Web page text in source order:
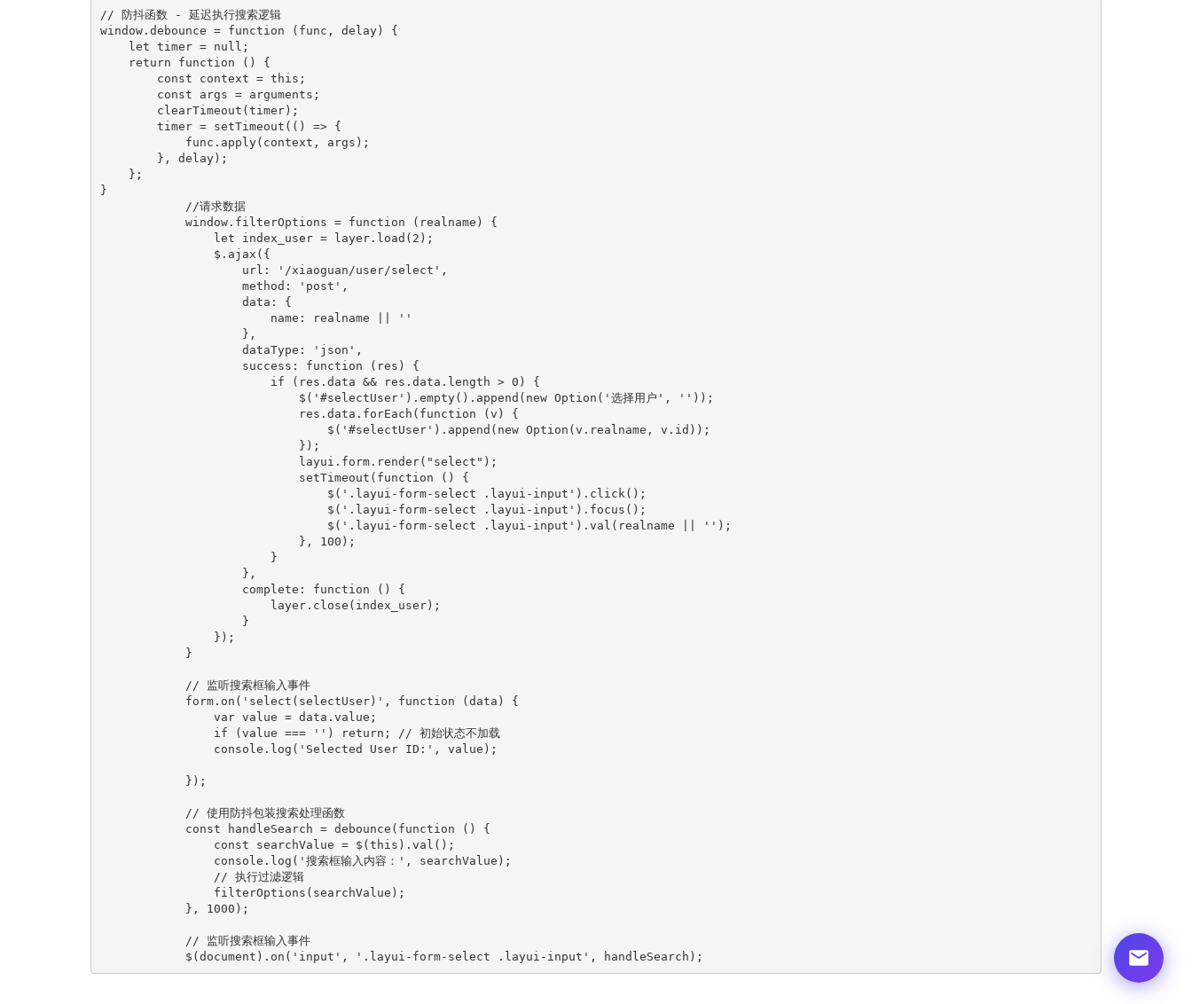
// 防抖函数 - 延迟执行搜索逻辑
window.debounce = function (func, delay) {
let timer = null;
return function () {
const context = this;
const args = arguments;
clearTimeout(timer);
timer = setTimeout(() => {
func.apply(context, args);
}, delay);
};
}
//请求数据
window.filterOptions = function (realname) {
let index_user = layer.load(2);
$.ajax({
url: '/xiaoguan/user/select',
method: 'post',
data: {
name: realname || ''
},
dataType: 'json',
success: function (res) {
if (res.data && res.data.length > 0) {
$('#selectUser').empty().append(new Option('选择用户', ''));
res.data.forEach(function (v) {
$('#selectUser').append(new Option(v.realname, v.id));
});
layui.form.render("select");
setTimeout(function () {
$('.layui-form-select .layui-input').click();
$('.layui-form-select .layui-input').focus();
$('.layui-form-select .layui-input').val(realname || '');
}, 100);
}
},
complete: function () {
layer.close(index_user);
}
});
}
// 监听搜索框输入事件
form.on('select(selectUser)', function (data) {
var value = data.value;
if (value === '') return; // 初始状态不加载
console.log('Selected User ID:', value);
});
// 使用防抖包装搜索处理函数
const handleSearch = debounce(function () {
const searchValue = $(this).val();
console.log('搜索框输入内容：', searchValue);
// 执行过滤逻辑
filterOptions(searchValue);
}, 1000);
// 监听搜索框输入事件
$(document).on('input', '.layui-form-select .layui-input', handleSearch);